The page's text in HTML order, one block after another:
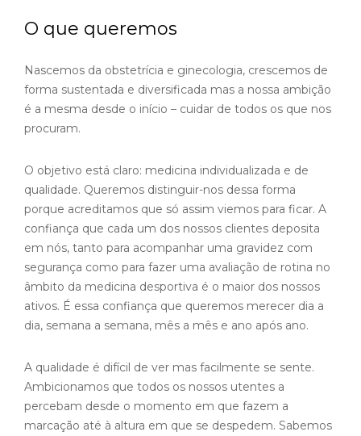
O que queremos
Nascemos da obstetrícia e ginecologia, crescemos de
forma sustentada e diversificada mas a nossa ambição
é a mesma desde o início – cuidar de todos os que nos
procuram.
O objetivo está claro: medicina individualizada e de
qualidade. Queremos distinguir-nos dessa forma
porque acreditamos que só assim viemos para ficar. A
confiança que cada um dos nossos clientes deposita
em nós, tanto para acompanhar uma gravidez com
segurança como para fazer uma avaliação de rotina no
âmbito da medicina desportiva é o maior dos nossos
ativos. É essa confiança que queremos merecer dia a
dia, semana a semana, mês a mês e ano após ano.
A qualidade é difícil de ver mas facilmente se sente.
Ambicionamos que todos os nossos utentes a
percebam desde o momento em que fazem a
marcação até à altura em que se despedem. Sabemos